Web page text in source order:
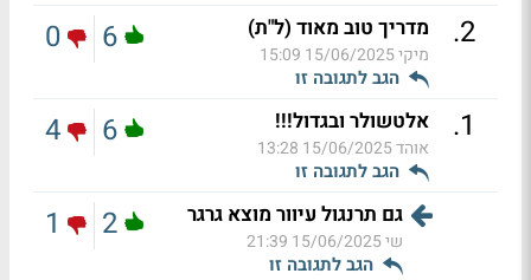
2
. מדריך טוב מאוד (ל"ת)
מיקי15/06/2025 15:09
הגב לתגובה זו
6
0
1
. אלטשולר ובגדול!!!
אוהד15/06/2025 13:28
הגב לתגובה זו
6
4
גם תרנגול עיוור מוצא גרגר
שי15/06/2025 21:39
הגב לתגובה זו
2
1